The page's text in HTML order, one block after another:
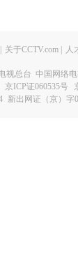
关于CCTV.com 人
视总台 中国网络
京ICP证060535号
新出网证（京）